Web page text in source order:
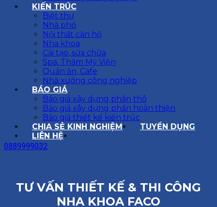
KIẾN TRÚC
Biệt thự
Nhà phố
Nội thất căn hộ
Nha khoa
Cải tạo, sửa chữa
Spa, Thẩm Mỹ Viện
Quán ăn, Cafe
Nhà xưởng công nghiệp
BÁO GIÁ
Báo giá xây dựng phần thô
Báo giá xây dựng phần hoàn thiện
Báo giá thiết kế kiến trúc
CHIA SẺ KINH NGHIỆM
TUYỂN DỤNG
LIÊN HỆ
0889999032
TƯ VẤN THIẾT KẾ & THI CÔNG
NHA KHOA FACO